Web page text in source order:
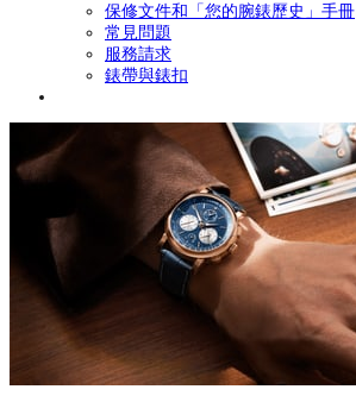
保修文件和「您的腕錶歷史」手冊
常見問題
服務請求
錶帶與錶扣